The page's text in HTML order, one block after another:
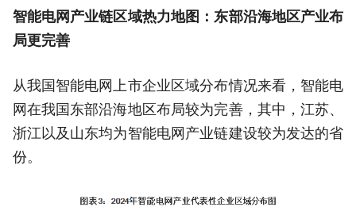
智能电网产业链区域热力地图：东部沿海地区产业布
局更完善
从我国智能电网上市企业区域分布情况来看，智能电
网在我国东部沿海地区布局较为完善，其中，江苏、
浙江以及山东均为智能电网产业链建设较为发达的省
份。